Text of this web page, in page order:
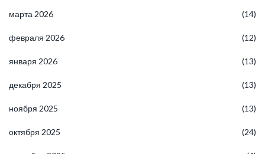
марта 2026 (14)
февраля 2026 (12)
января 2026 (13)
декабря 2025 (13)
ноября 2025 (13)
октября 2025 (24)